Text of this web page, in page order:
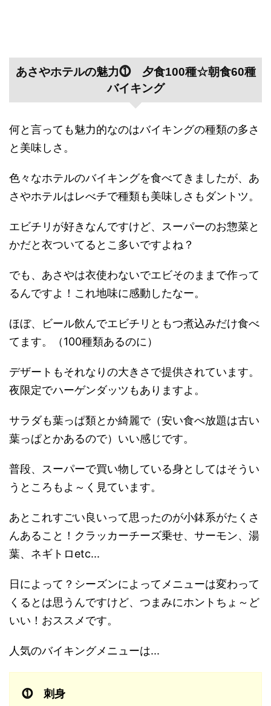
あさやホテルの魅力⓵ 夕食100種☆朝食60種
バイキング
何と言っても魅力的なのはバイキングの種類の多さ
と美味しさ。
色々なホテルのバイキングを食べてきましたが、あ
さやホテルはレべチで種類も美味しさもダントツ。
エビチリが好きなんですけど、スーパーのお惣菜と
かだと衣ついてるとこ多いですよね？
でも、あさやは衣使わないでエビそのままで作って
るんですよ！これ地味に感動したなー。
ほぼ、ビール飲んでエビチリともつ煮込みだけ食べ
てます。（100種類あるのに）
デザートもそれなりの大きさで提供されています。
夜限定でハーゲンダッツもありますよ。
サラダも葉っぱ類とか綺麗で（安い食べ放題は古い
葉っぱとかあるので）いい感じです。
普段、スーパーで買い物している身としてはそうい
うところもよ～く見ています。
あとこれすごい良いって思ったのが小鉢系がたくさ
んあること！クラッカーチーズ乗せ、サーモン、湯
葉、ネギトロetc...
日によって？シーズンによってメニューは変わって
くるとは思うんですけど、つまみにホントちょ～ど
いい！おススメです。
人気のバイキングメニューは...
⓵ 刺身